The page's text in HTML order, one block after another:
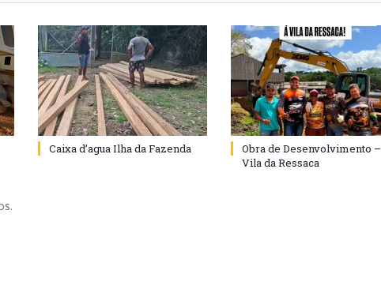
Caixa d’agua Ilha da Fazenda
Obra de Desenvolvimento –
Vila da Ressaca